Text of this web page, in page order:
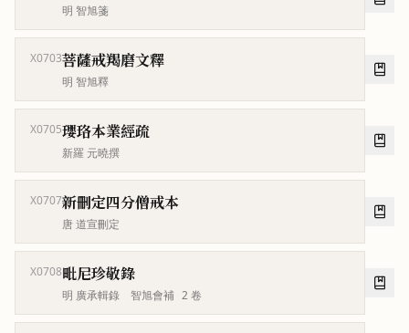
明 智旭箋
X0703菩薩戒羯磨文釋
明 智旭釋
X0705瓔珞本業經疏
新羅 元曉撰
X0707新刪定四分僧戒本
唐 道宣刪定
X0708毗尼珍敬錄
明 廣承輯錄 智旭會補 2卷